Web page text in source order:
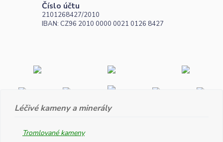
Číslo účtu
2101268427/2010
IBAN: CZ96 2010 0000 0021 0126 8427
Léčivé kameny a minerály
Tromlované kameny